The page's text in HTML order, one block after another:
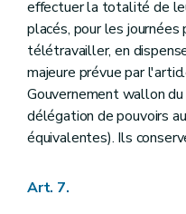
effectuer la totalité de
placés, pour les
télétravailler, en
majeure prévue par
Gouvernement wallon
délégation de pouvoirs
équivalentes). Ils
Art. 7.